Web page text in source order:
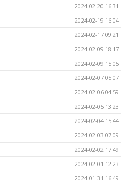
2024-02-20 16:31
2024-02-19 16:04
2024-02-17 09:21
2024-02-09 18:17
2024-02-09 15:05
2024-02-07 05:07
2024-02-06 04:59
2024-02-05 13:23
2024-02-04 15:44
2024-02-03 07:09
2024-02-02 17:49
2024-02-01 12:23
2024-01-31 16:49